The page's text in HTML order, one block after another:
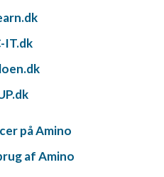
IT.dk
på Amino
af Amino